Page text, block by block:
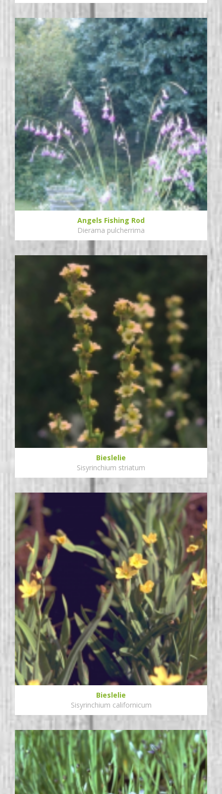
Angels Fishing Rod
Dierama pulcherrima
Bieslelie
Sisyrinchium striatum
Bieslelie
Sisyrinchium californicum